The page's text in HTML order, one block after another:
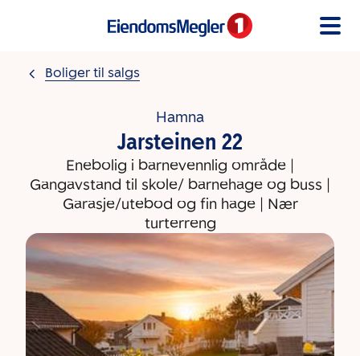
Boliger til salgs
Hamna
Jarsteinen 22
Enebolig i barnevennlig område |
Gangavstand til skole/ barnehage og buss |
Garasje/utebod og fin hage | Nær
turterreng